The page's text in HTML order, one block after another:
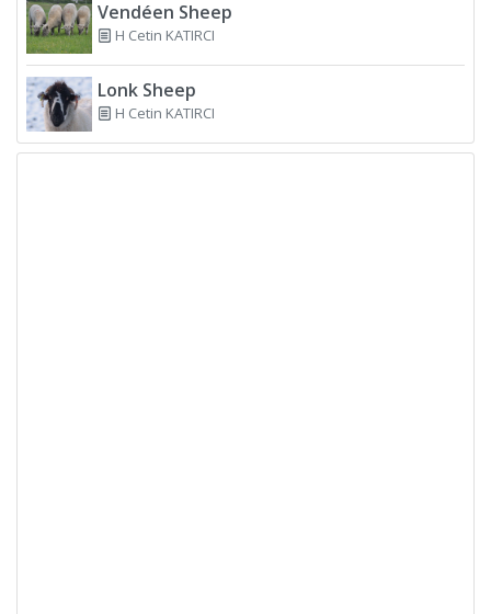
Vendéen Sheep
H Cetin KATIRCI
Lonk Sheep
H Cetin KATIRCI